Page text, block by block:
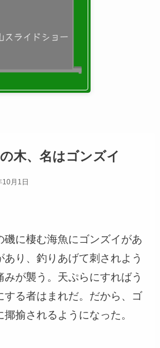
木、名はゴンズイ
10月1日
磯に棲む海魚にゴンズイがあ
あり、釣りあげて刺されよう
みが襲う。天ぷらにすればう
する者はまれだ。だから、ゴ
揄されるようになった。